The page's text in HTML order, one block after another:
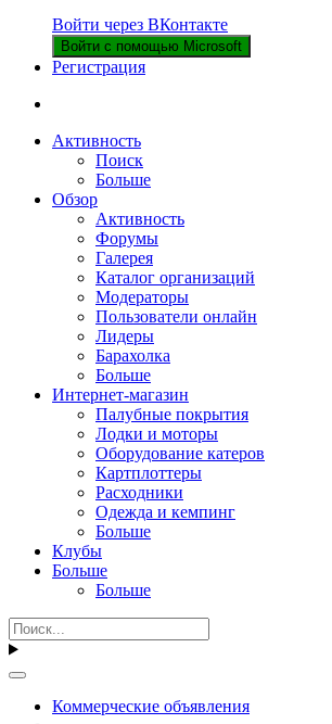
Войти через ВКонтакте
Войти с помощью Microsoft
Регистрация
Активность
Поиск
Больше
Обзор
Активность
Форумы
Галерея
Каталог организаций
Модераторы
Пользователи онлайн
Лидеры
Барахолка
Больше
Интернет-магазин
Палубные покрытия
Лодки и моторы
Оборудование катеров
Картплоттеры
Расходники
Одежда и кемпинг
Больше
Клубы
Больше
Больше
Коммерческие объявления